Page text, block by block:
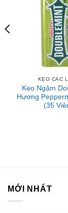
KẸO CÁC
Kẹo Ngậm
Hương
(35
MỚI NHẤT